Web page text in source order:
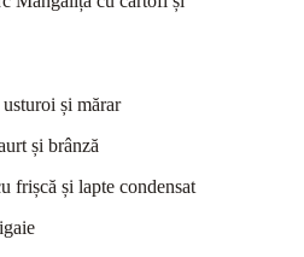
și mărar
și brânză
frișcă și lapte condensat